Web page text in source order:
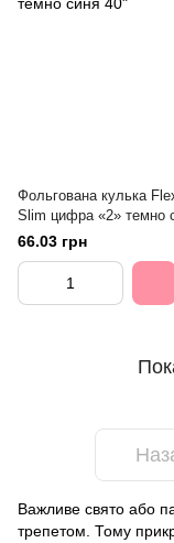
Фольгована кулька
Slim цифра «2» темно
66.03 грн
Важливе свято або
трепетом. Тому